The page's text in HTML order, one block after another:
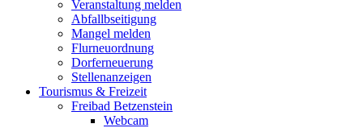
Veranstaltung melden
Abfallbseitigung
Mangel melden
Flurneuordnung
Dorferneuerung
Stellenanzeigen
Tourismus & Freizeit
Freibad Betzenstein
Webcam